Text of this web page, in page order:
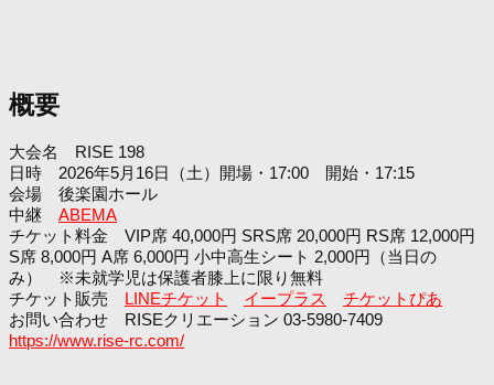
概要
大会名 RISE 198
日時 2026年5月16日（土）開場・17:00 開始・17:15
会場 後楽園ホール
中継 ABEMA
チケット料金 VIP席 40,000円 SRS席 20,000円 RS席 12,000円
S席 8,000円 A席 6,000円 小中高生シート 2,000円（当日の
み） ※未就学児は保護者膝上に限り無料
チケット販売 LINEチケット イープラス
チケットぴあ
お問い合わせ RISEクリエーション 03-5980-7409
https://www.rise-rc.com/